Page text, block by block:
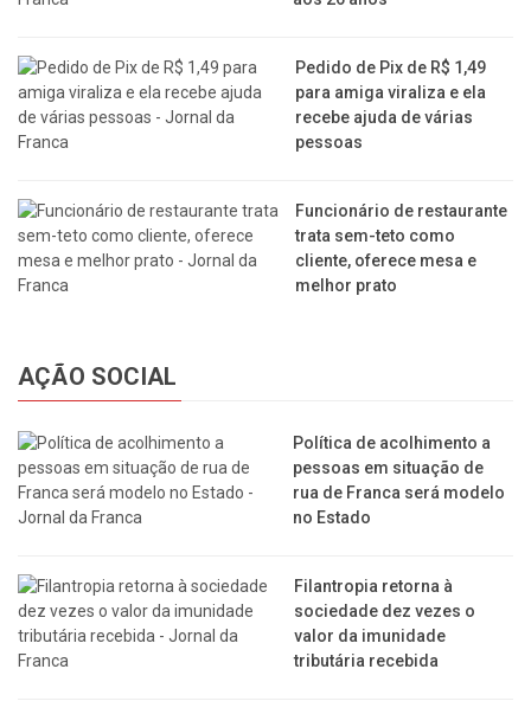
Pedido de Pix de R$ 1,49
para amiga viraliza e ela
recebe ajuda de várias
pessoas
Funcionário de restaurante
trata sem-teto como
cliente, oferece mesa e
melhor prato
AÇÃO SOCIAL
Política de acolhimento a
pessoas em situação de
rua de Franca será modelo
no Estado
Filantropia retorna à
sociedade dez vezes o
valor da imunidade
tributária recebida